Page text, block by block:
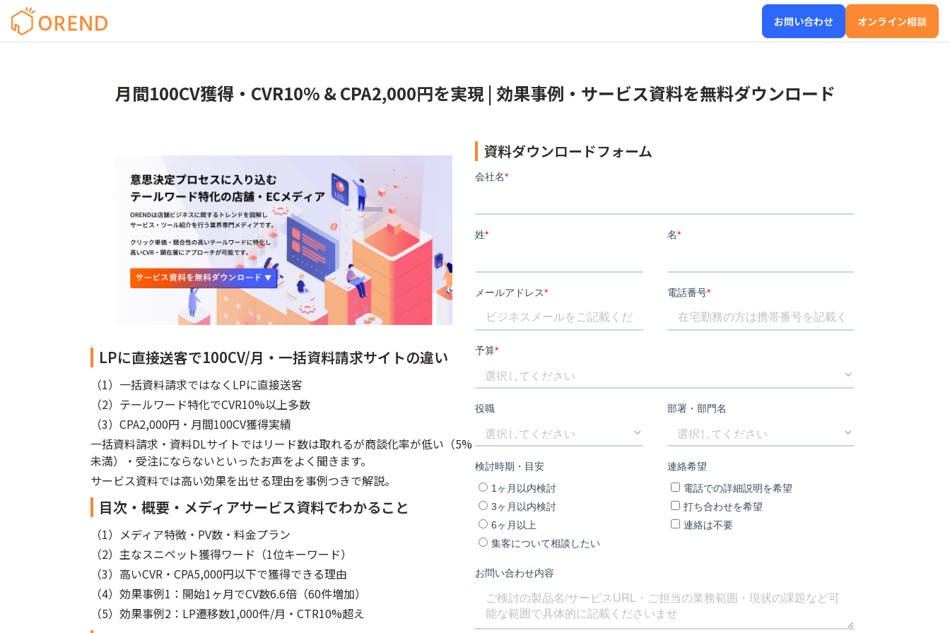
お問い合わせ オンライン相談
月間100CV獲得・CVR10% & CPA2,000円を実現 | 効果事例・サービス資料を無料ダウンロード
LPに直接送客で100CV/月・一括資料請求サイトの違い
（1）一括資料請求ではなくLPに直接送客
（2）テールワード特化でCVR10%以上多数
（3）CPA2,000円・月間100CV獲得実績
一括資料請求・資料DLサイトではリード数は取れるが商談化率が低い（5%
未満）・受注にならないといったお声をよく聞きます。
サービス資料では高い効果を出せる理由を事例つきで解説。
目次・概要・メディアサービス資料でわかること
（1）メディア特徴・PV数・料金プラン
（2）主なスニペット獲得ワード（1位キーワード）
（3）高いCVR・CPA5,000円以下で獲得できる理由
（4）効果事例1：開始1ヶ月でCV数6.6倍（60件増加）
（5）効果事例2：LP遷移数1,000件/月・CTR10%超え
資料ダウンロードフォーム